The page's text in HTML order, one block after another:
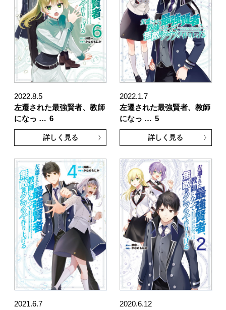
2022.8.5
左遷された最強賢者、教師
になっ … 6
詳しく見る
2022.1.7
左遷された最強賢者、教師
になっ … 5
詳しく見る
2021.6.7
2020.6.12